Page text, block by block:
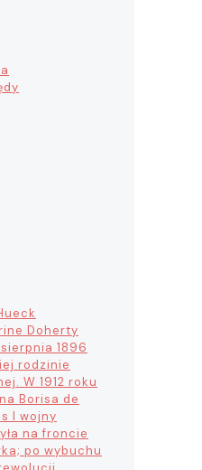
Doherty
1896
rodzinie
W 1912 roku
Borisa de
I wojny
na froncie
po wybuchu